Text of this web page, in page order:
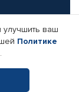
ваш
Политике
.